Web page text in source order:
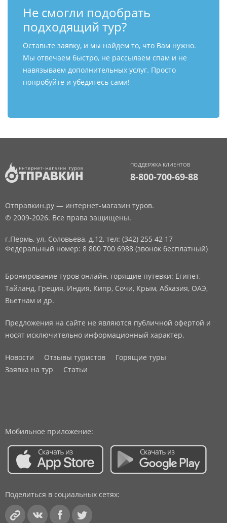
Не смогли подобрать
подходящий тур?
Оставьте заявку, и мы найдем то, что Вам нужно.
Мы отвечаем быстро, не рассылаем спам и не
навязываем дополнительных услуг. Просто
попробуйте и убедитесь сами!
ПОДДЕРЖКА КЛИЕНТОВ
8-800-700-69-88
Отправкин.ру — интернет-магазин туров.
© 2009-2026. Все права защищены.
г.Пермь, ул. Соловьева, д.12, тел: (342) 255 42 17
Федеральный номер: 8 800 700 6988 (звонок бесплатный)
Бронирование туров онлайн, горящие путевки: Египет,
Тайланд, Греция, Индия, Кипр, Сочи, Крым, Абхазия, ОАЭ,
Вьетнам и др.
Предложения на сайте не являются публичной офертой и
носят исключительно информационный характер.
Новости Отзывы туристов
Горящие туры
Заявка на тур
Статьи
Мобильное приложение:
Поделиться в социальных сетях: